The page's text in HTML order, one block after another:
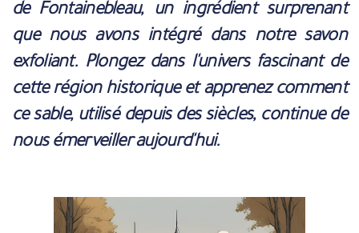
de Fontainebleau, un ingrédient surprenant
que nous avons intégré dans notre savon
exfoliant. Plongez dans l'univers fascinant de
cette région historique et apprenez comment
ce sable, utilisé depuis des siècles, continue de
nous émerveiller aujourd'hui.